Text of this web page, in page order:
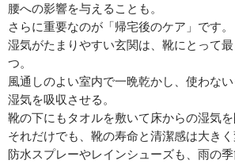
腰への影響を与えることも。
さらに重要なのが「帰宅後のケア」です。
湿気がたまりやすい玄関は、靴にとって
つ。
風通しのよい室内で一晩乾かし、使わな
湿気を吸収させる。
靴の下にもタオルを敷いて床からの湿気
それだけでも、靴の寿命と清潔感は大きく
防水スプレーやレインシューズも、雨の